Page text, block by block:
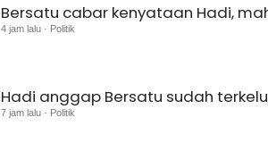
Bersatu cabar kenyataan Hadi,
4 jam lalu · Politik
Hadi anggap Bersatu sudah
7 jam lalu · Politik